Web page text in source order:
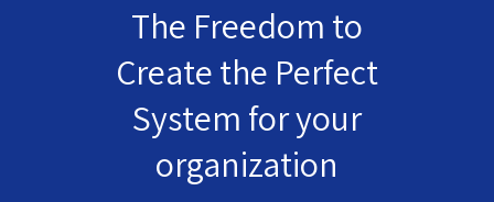
The Freedom to
Create the Perfect
System for your
organization